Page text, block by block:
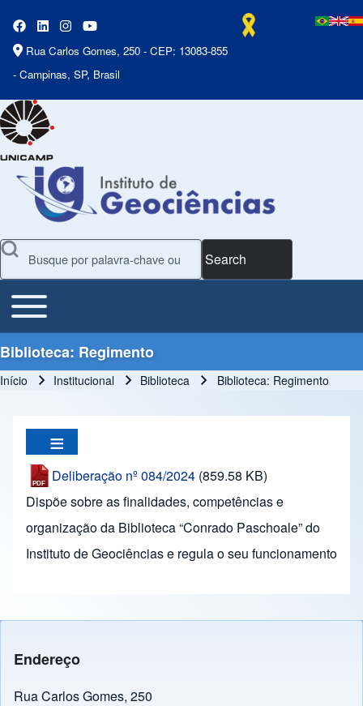
Rua Carlos Gomes, 250 - CEP: 13083-855
- Campinas, SP, Brasil
Search
Main Menu
Toggle main menu
Biblioteca: Regimento
Início Institucional Biblioteca Biblioteca: Regimento
Deliberação nº 084/2024 (859.58 KB)
Dispõe sobre as finalidades, competências e
organização da Biblioteca “Conrado Paschoale” do
Instituto de Geociências e regula o seu funcionamento
Endereço
Rua Carlos Gomes, 250